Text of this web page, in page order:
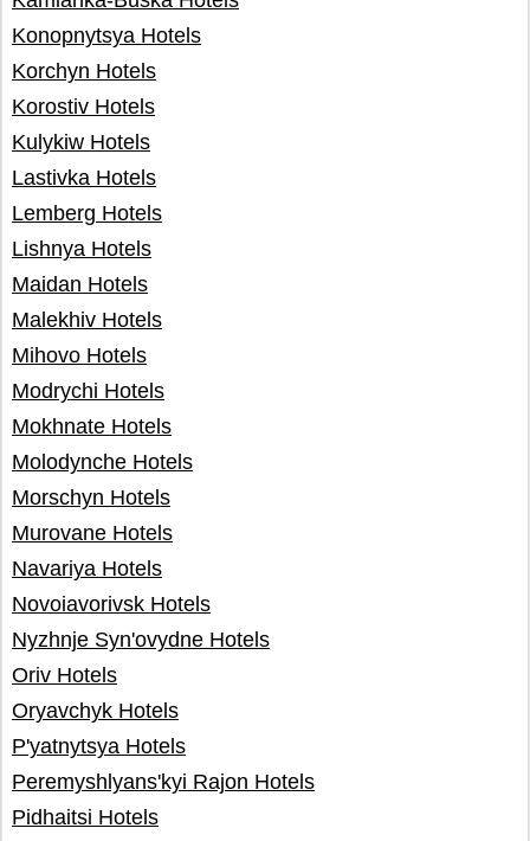
Konopnytsya Hotels
Korchyn Hotels
Korostiv Hotels
Kulykiw Hotels
Lastivka Hotels
Lemberg Hotels
Lishnya Hotels
Maidan Hotels
Malekhiv Hotels
Mihovo Hotels
Modrychi Hotels
Mokhnate Hotels
Molodynche Hotels
Morschyn Hotels
Murovane Hotels
Navariya Hotels
Novoiavorivsk Hotels
Nyzhnje Syn'ovydne Hotels
Oriv Hotels
Oryavchyk Hotels
P'yatnytsya Hotels
Peremyshlyans'kyi Rajon Hotels
Pidhaitsi Hotels